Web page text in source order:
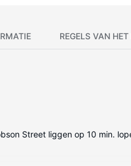
REGELS VAN
Street liggen op 10 min.